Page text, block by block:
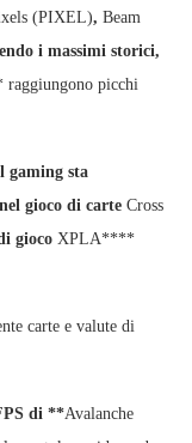
(PIXEL), Beam
i massimi storici,
picchi
gaming sta
nel gioco di carte Cross
gioco XPLA****
carte e valute di
di **Avalanche